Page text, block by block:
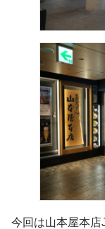
今回は山本屋本